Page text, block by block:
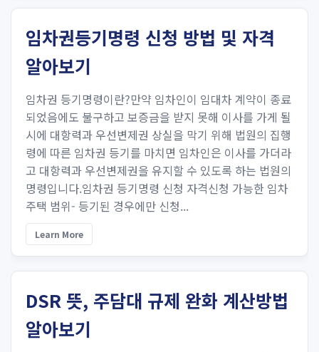
임차권등기명령 신청 방법 및 자격
알아보기
임차권 등기명령이란?만약 임차인이 임대차 계약이 종료
되었음에도 불구하고 보증금을 받지 못해 이사를 가게 될
시에 대항력과 우선변제권 상실을 막기 위해 법원의 집행
령에 따른 임차권 등기를 마치면 임차인은 이사를 가더라
고 대항력과 우선변제권을 유지​할 수 있도록 하는 법원의
명령입니다.임차권 등기명령 신청 자격신청 가능한 임차
주택 범위- 등기된 경우에만 신청...
Learn More
DSR 뜻, 주담대 규제 완화 계산방법
알아보기